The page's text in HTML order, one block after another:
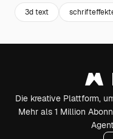
3d text
Die kreative Plattform,
Mehr als 1 Million